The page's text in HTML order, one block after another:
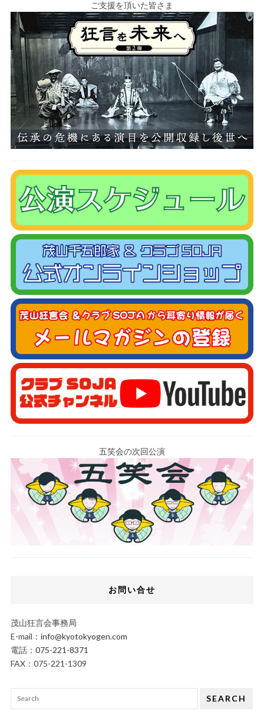
ご支援を頂いた皆さま
五笑会の次回公演
お問い合せ
茂山狂言会事務局
E-mail： info@kyotokyogen.com
電話： 075-221-8371
FAX：075-221-1309
SEARCH